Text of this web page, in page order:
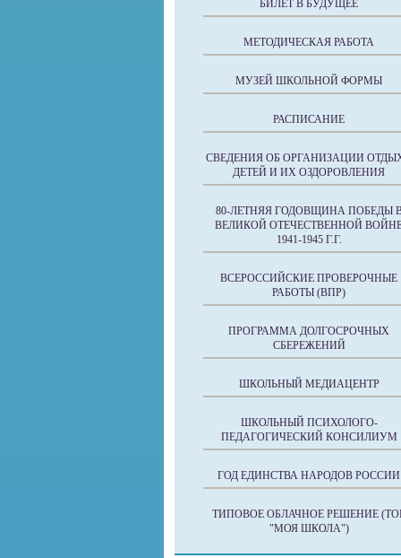
БИЛЕТ В БУДУЩЕЕ
МЕТОДИЧЕСКАЯ РАБОТА
МУЗЕЙ ШКОЛЬНОЙ ФОРМЫ
РАСПИСАНИЕ
СВЕДЕНИЯ ОБ ОРГАНИЗАЦИИ
ДЕТЕЙ И ИХ ОЗДОРОВЛЕНИЯ
80-ЛЕТНЯЯ ГОДОВЩИНА ПОБЕДЫ
ВЕЛИКОЙ ОТЕЧЕСТВЕННОЙ
1941-1945 Г.Г.
ВСЕРОССИЙСКИЕ ПРОВЕРОЧНЫЕ
РАБОТЫ (ВПР)
ПРОГРАММА ДОЛГОСРОЧНЫХ
СБЕРЕЖЕНИЙ
ШКОЛЬНЫЙ МЕДИАЦЕНТР
ШКОЛЬНЫЙ ПСИХОЛОГО-
ПЕДАГОГИЧЕСКИЙ КОНСИЛИУМ
ГОД ЕДИНСТВА НАРОДОВ РОССИИ
ТИПОВОЕ ОБЛАЧНОЕ РЕШЕНИЕ
"МОЯ ШКОЛА")